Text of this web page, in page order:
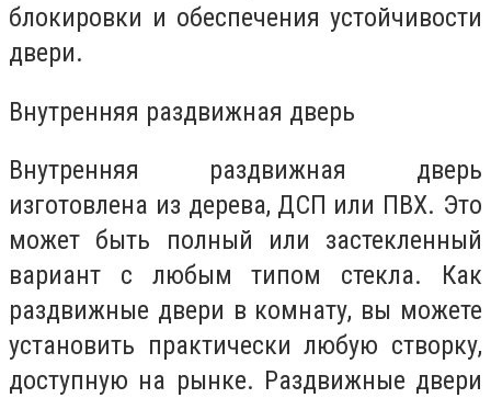
блокировки и обеспечения устойчивости
двери.
Внутренняя раздвижная дверь
Внутренняя раздвижная дверь
изготовлена ​​из дерева, ДСП или ПВХ. Это
может быть полный или застекленный
вариант с любым типом стекла. Как
раздвижные двери в комнату, вы можете
установить практически любую створку,
доступную на рынке. Раздвижные двери